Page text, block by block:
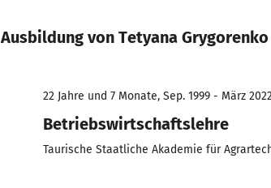
Ausbildung von Tetyana Grygorenko
22 Jahre und 7 Monate, Sep. 1999 - März
Betriebswirtschaftslehre
Taurische Staatliche Akademie für